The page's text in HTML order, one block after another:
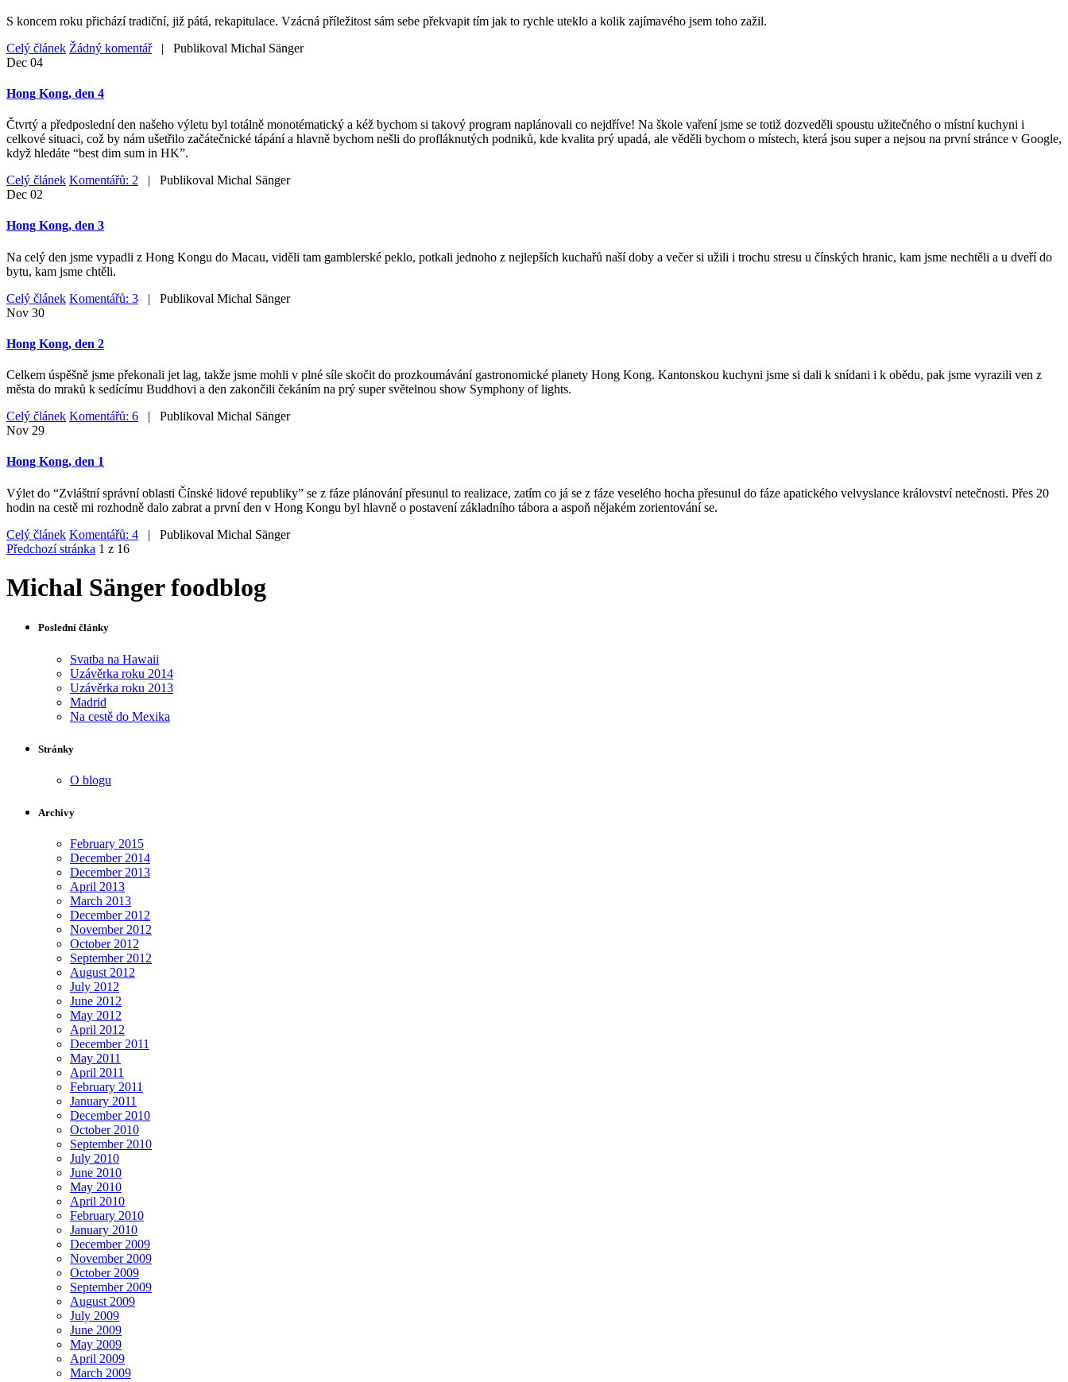
S koncem roku přichází tradiční, již pátá, rekapitulace. Vzácná příležitost sám sebe překvapit tím jak to rychle uteklo a kolik zajímavého jsem toho zažil.
Celý článek Žádný komentář| Publikoval Michal Sänger
Dec 04
Hong Kong, den 4
Čtvrtý a předposlední den našeho výletu byl totálně monotématický a kéž bychom si takový program naplánovali co nejdříve! Na škole vaření jsme se totiž dozveděli spoustu užitečného o místní kuchyni i
celkové situaci, což by nám ušetřilo začátečnické tápání a hlavně bychom nešli do profláknutých podniků, kde kvalita prý upadá, ale věděli bychom o místech, která jsou super a nejsou na první stránce v Google,
když hledáte “best dim sum in HK”.
Celý článek Komentářů: 2 | Publikoval Michal Sänger
Dec 02
Hong Kong, den 3
Na celý den jsme vypadli z Hong Kongu do Macau, viděli tam gamblerské peklo, potkali jednoho z nejlepších kuchařů naší doby a večer si užili i trochu stresu u čínských hranic, kam jsme nechtěli a u dveří do
bytu, kam jsme chtěli.
Celý článek Komentářů: 3 | Publikoval Michal Sänger
Nov 30
Hong Kong, den 2
Celkem úspěšně jsme překonali jet lag, takže jsme mohli v plné síle skočit do prozkoumávání gastronomické planety Hong Kong. Kantonskou kuchyni jsme si dali k snídani i k obědu, pak jsme vyrazili ven z
města do mraků k sedícímu Buddhovi a den zakončili čekáním na prý super světelnou show Symphony of lights.
Celý článek Komentářů: 6 | Publikoval Michal Sänger
Nov 29
Hong Kong, den 1
Výlet do “Zvláštní správní oblasti Čínské lidové republiky” se z fáze plánování přesunul to realizace, zatím co já se z fáze veselého hocha přesunul do fáze apatického velvyslance království netečnosti. Přes 20
hodin na cestě mi rozhodně dalo zabrat a první den v Hong Kongu byl hlavně o postavení základního tábora a aspoň nějakém zorientování se.
Celý článek Komentářů: 4 | Publikoval Michal Sänger
Předchozí stránka 1 z 16
Michal Sänger foodblog
Poslední články
Svatba na Hawaii
Uzávěrka roku 2014
Uzávěrka roku 2013
Madrid
Na cestě do Mexika
Stránky
O blogu
Archivy
February 2015
December 2014
December 2013
April 2013
March 2013
December 2012
November 2012
October 2012
September 2012
August 2012
July 2012
June 2012
May 2012
April 2012
December 2011
May 2011
April 2011
February 2011
January 2011
December 2010
October 2010
September 2010
July 2010
June 2010
May 2010
April 2010
February 2010
January 2010
December 2009
November 2009
October 2009
September 2009
August 2009
July 2009
June 2009
May 2009
April 2009
March 2009